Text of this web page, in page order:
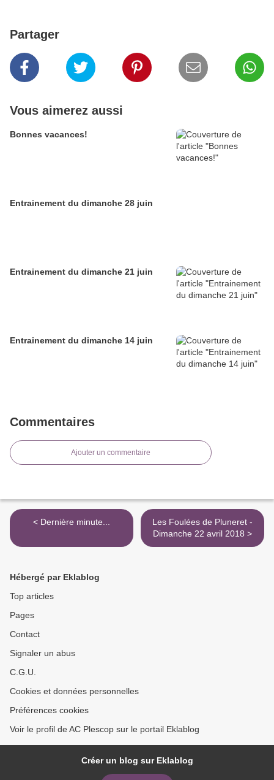
Partager
Vous aimerez aussi
Bonnes vacances!
Entrainement du dimanche 28 juin
Entrainement du dimanche 21 juin
Entrainement du dimanche 14 juin
Commentaires
Ajouter un commentaire
< Dernière minute...
Les Foulées de Pluneret -
Dimanche 22 avril 2018 >
Hébergé par Eklablog
Top articles
Pages
Contact
Signaler un abus
C.G.U.
Cookies et données personnelles
Préférences cookies
Voir le profil de AC Plescop sur le portail Eklablog
Créer un blog sur Eklablog